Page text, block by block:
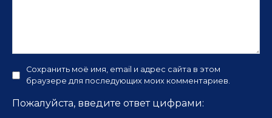
Сохранить моё имя, email и адрес сайта в этом
браузере для последующих моих комментариев.
Пожалуйста, введите ответ цифрами: